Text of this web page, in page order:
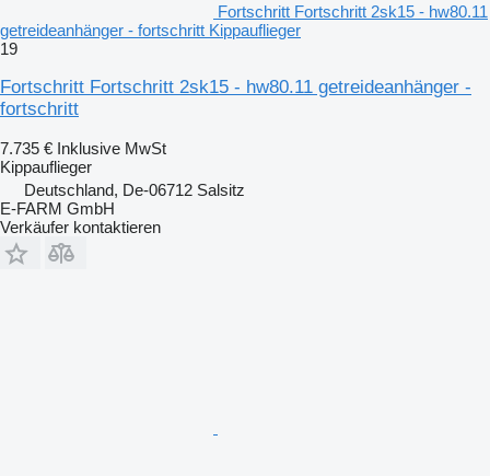
Fortschritt Fortschritt 2sk15 - hw80.11
getreideanhänger - fortschritt Kippauflieger
19
Fortschritt Fortschritt 2sk15 - hw80.11 getreideanhänger -
fortschritt
7.735 € Inklusive MwSt
Kippauflieger
Deutschland, De-06712 Salsitz
E-FARM GmbH
Verkäufer kontaktieren